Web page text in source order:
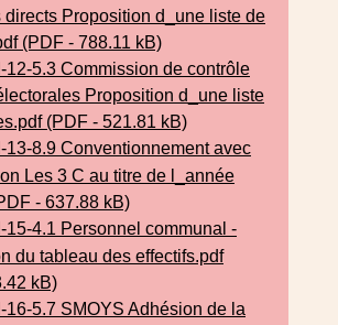
directs Proposition d_une liste de
(PDF - 788.11 kB)
12-5.3 Commission de contrôle
Proposition d_une liste
(PDF - 521.81 kB)
13-8.9 Conventionnement avec
Les 3 C au titre de l_année
- 637.88 kB)
15-4.1 Personnel communal -
du tableau des effectifs.pdf
kB)
16-5.7 SMOYS Adhésion de la